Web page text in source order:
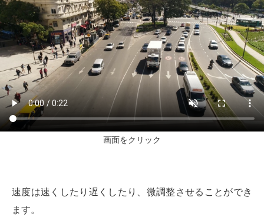
画面をクリック
速度は速くしたり遅くしたり、微調整させることができ
ます。